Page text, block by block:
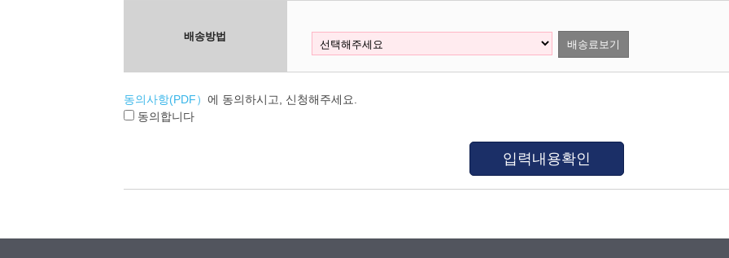
배송방법
배송료보기
동의사항(PDF） 에 동의하시고, 신청해주세요.
동의합니다
입력내용확인